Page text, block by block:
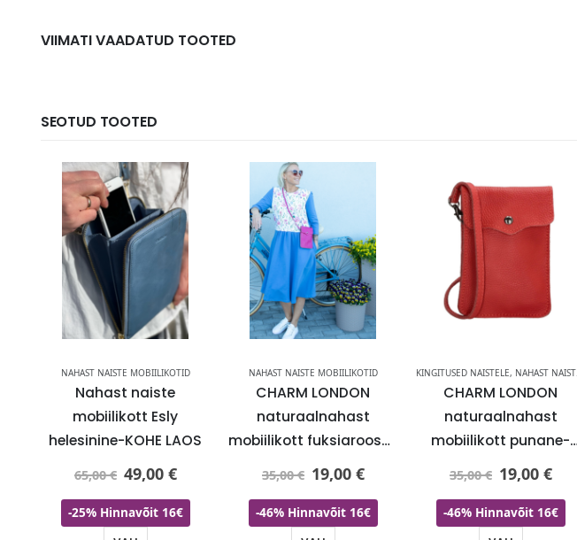
VIIMATI VAADATUD TOOTED
SEOTUD TOOTED
NAHAST NAISTE MOBIILIKOTID
Nahast naiste
mobiilikott Esly
helesinine-KOHE LAOS
65,00€ 49,00 €
-25% Hinnavõit 16€
NAHAST NAISTE MOBIILIKOTID
CHARM LONDON
naturaalnahast
mobiilikott fuksiaroosa-
KOHE LAOS-KIIRE TARNE
35,00€ 19,00 €
-46% Hinnavõit 16€
KINGITUSED NAISTELE, NAHAST NAISTE MOBIILIKOTID
CHARM LONDON
naturaalnahast
mobiilikott punane-
KOHE LAOS
35,00€ 19,00 €
-46% Hinnavõit 16€